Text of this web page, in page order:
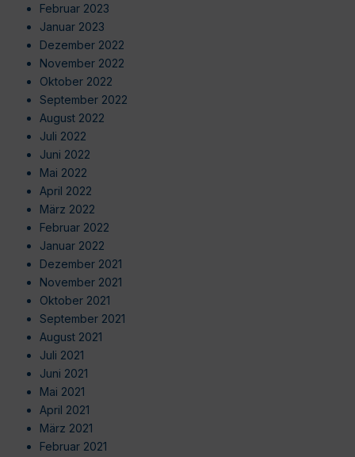
Februar 2023
Januar 2023
Dezember 2022
November 2022
Oktober 2022
September 2022
August 2022
Juli 2022
Juni 2022
Mai 2022
April 2022
März 2022
Februar 2022
Januar 2022
Dezember 2021
November 2021
Oktober 2021
September 2021
August 2021
Juli 2021
Juni 2021
Mai 2021
April 2021
März 2021
Februar 2021